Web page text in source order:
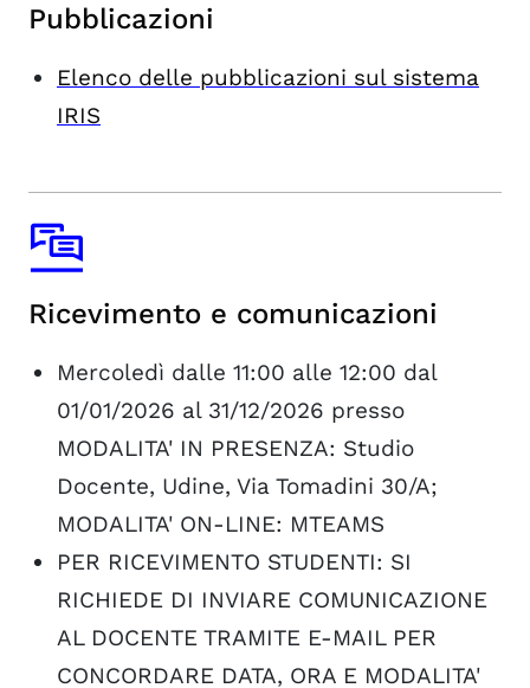
Pubblicazioni
Elenco delle pubblicazioni sul sistema
IRIS
Ricevimento e comunicazioni
Mercoledì dalle 11:00 alle 12:00 dal
01/01/2026 al 31/12/2026 presso
MODALITA' IN PRESENZA: Studio
Docente, Udine, Via Tomadini 30/A;
MODALITA' ON-LINE: MTEAMS
PER RICEVIMENTO STUDENTI: SI
RICHIEDE DI INVIARE COMUNICAZIONE
AL DOCENTE TRAMITE E-MAIL PER
CONCORDARE DATA, ORA E MODALITA'